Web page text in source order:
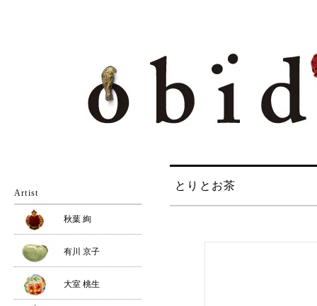
とりとお茶
Artist
秋葉 絢
有川 京子
大室 桃生